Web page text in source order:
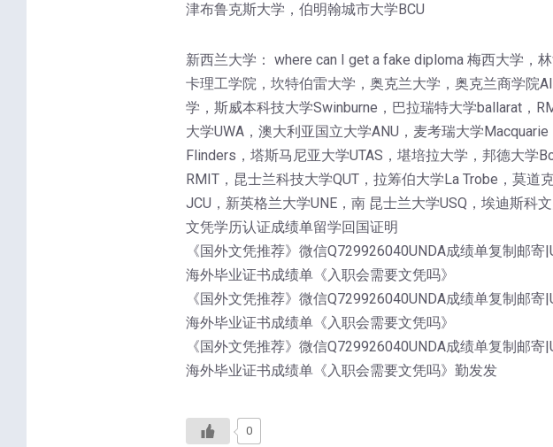
津布鲁克斯大学，伯明翰城市大学BCU
新西兰大学： where can I get a fake diploma 梅西大学，
卡理工学院，坎特伯雷大学，奥克兰大学，奥克兰商学院
学，斯威本科技大学Swinburne，巴拉瑞特大学ballarat，
大学UWA，澳大利亚国立大学ANU，麦考瑞大学
Flinders，塔斯马尼亚大学UTAS，堪培拉大学，邦德大学
RMIT，昆士兰科技大学QUT，拉筹伯大学La Trobe，莫道
JCU，新英格兰大学UNE，南 昆士兰大学USQ，埃迪斯科
文凭学历认证成绩单留学回国证明
《国外文凭推荐》微信Q729926040UNDA成绩单复制邮
海外毕业证书成绩单《入职会需要文凭吗》
《国外文凭推荐》微信Q729926040UNDA成绩单复制邮
海外毕业证书成绩单《入职会需要文凭吗》
《国外文凭推荐》微信Q729926040UNDA成绩单复制邮
海外毕业证书成绩单《入职会需要文凭吗》勤发发
0